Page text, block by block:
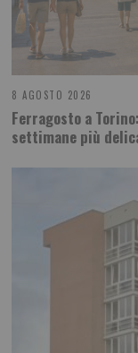
8 AGOSTO 2026
Ferragosto a
settimane più